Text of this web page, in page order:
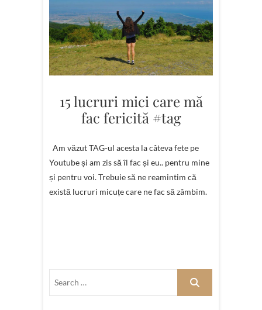
15 lucruri mici care mă
fac fericită #tag
Am văzut TAG-ul acesta la câteva fete pe
Youtube și am zis să îl fac și eu.. pentru mine
și pentru voi. Trebuie să ne reamintim că
există lucruri micuțe care ne fac să zâmbim.